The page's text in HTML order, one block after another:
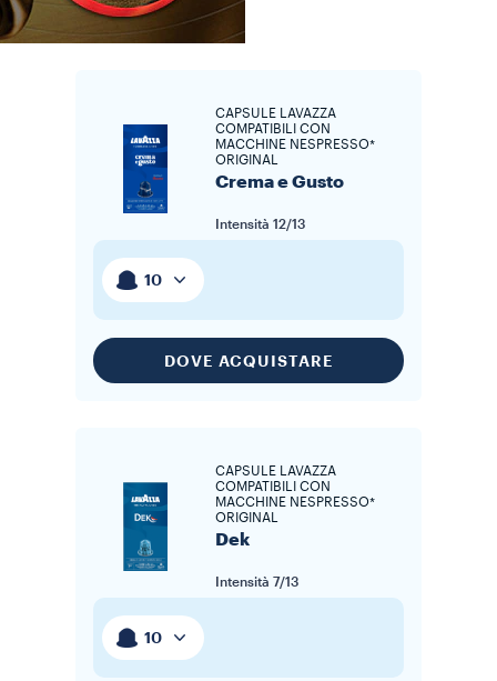
CAPSULE LAVAZZA
COMPATIBILI CON
MACCHINE NESPRESSO*
ORIGINAL
Crema e Gusto
Intensità 12/13
10
DOVE ACQUISTARE
CAPSULE LAVAZZA
COMPATIBILI CON
MACCHINE NESPRESSO*
ORIGINAL
Dek
Intensità 7/13
10